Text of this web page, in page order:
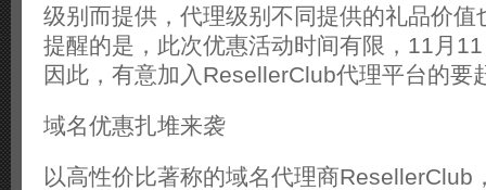
级别而提供，代理级别不同提供的礼品价值
提醒的是，此次优惠活动时间有限，11月
因此，有意加入ResellerClub代理平台的要
域名优惠扎堆来袭
以高性价比著称的域名代理商ResellerClub